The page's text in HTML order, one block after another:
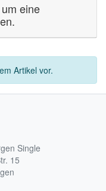
eine
Artikel vor.
Single
15